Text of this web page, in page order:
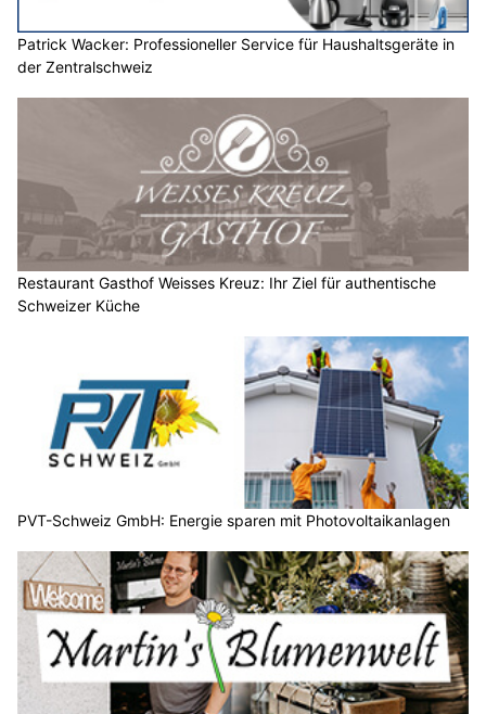
Patrick Wacker: Professioneller Service für Haushaltsgeräte in
der Zentralschweiz
Restaurant Gasthof Weisses Kreuz: Ihr Ziel für authentische
Schweizer Küche
PVT-Schweiz GmbH: Energie sparen mit Photovoltaikanlagen